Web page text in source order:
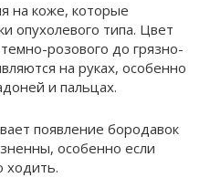
на коже, которые
опухолевого типа. Цвет
розового до грязно-
на руках, особенно
и пальцах.
появление бородавок
особенно если
ходить.